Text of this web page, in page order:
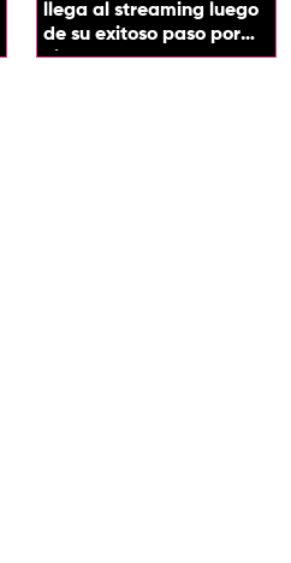
llega al streaming luego
de su exitoso paso por
cines